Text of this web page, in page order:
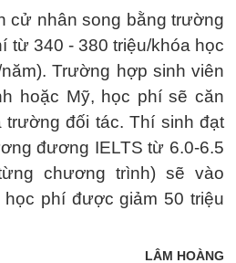
cử nhân song bằng trường
từ 340 - 380 triệu/khóa học
Trường hợp sinh viên
hoặc Mỹ, học phí sẽ căn
đối tác. Thí sinh đạt
đương IELTS từ 6.0-6.5
chương trình) sẽ vào
phí được giảm 50 triệu
LÂM HOÀNG